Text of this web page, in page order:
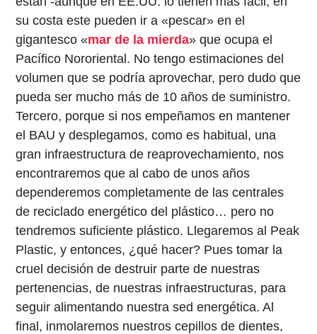
su costa este pueden ir a «pescar» en el
gigantesco «mar de la mierda» que ocupa el
Pacífico Nororiental. No tengo estimaciones del
volumen que se podría aprovechar, pero dudo que
pueda ser mucho más de 10 años de suministro.
Tercero, porque si nos empeñamos en mantener
el BAU y desplegamos, como es habitual, una
gran infraestructura de reaprovechamiento, nos
encontraremos que al cabo de unos años
dependeremos completamente de las centrales
de reciclado energético del plástico… pero no
tendremos suficiente plástico. Llegaremos al Peak
Plastic, y entonces, ¿qué hacer? Pues tomar la
cruel decisión de destruir parte de nuestras
pertenencias, de nuestras infraestructuras, para
seguir alimentando nuestra sed energética. Al
final, inmolaremos nuestros cepillos de dientes,